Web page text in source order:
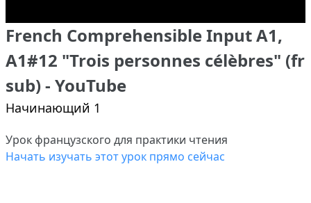
French Comprehensible Input A1,
A1#12 "Trois personnes célèbres" (fr
sub) - YouTube
Начинающий 1
Урок французского для практики чтения
Начать изучать этот урок прямо сейчас